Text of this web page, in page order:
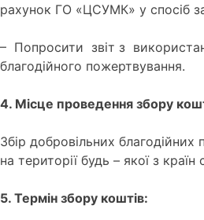
рахунок ГО «ЦСУМК» у спосіб
– Попросити звіт з
благодійного пожертвування.
4. Місце проведення збору
Збір добровільних
на території будь – якої з країн
5. Термін збору коштів: